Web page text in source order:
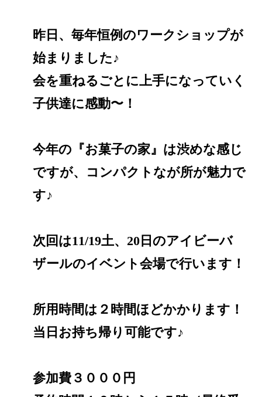
昨日、毎年恒例のワークショップが
始まりました♪
会を重ねるごとに上手になっていく
子供達に感動〜！
今年の『お菓子の家』は渋めな感じ
ですが、コンパクトなが所が魅力で
す♪
次回は11/19土、20日のアイビーバ
ザールのイベント会場で行います！
所用時間は２時間ほどかかります！
当日お持ち帰り可能です♪
参加費３０００円